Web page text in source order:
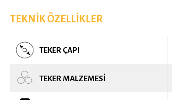
TEKNIK ÖZELLIKLER
TEKER ÇAPI
TEKER MALZEMESI